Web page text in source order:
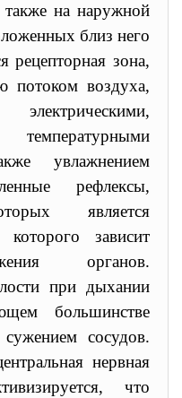
на наружной
близ него
рецепторная зона,
потоком воздуха,
увлажнением
рефлексы,
является
которого зависит
органов.
при дыхании
большинстве
сужением сосудов.
нервная
что